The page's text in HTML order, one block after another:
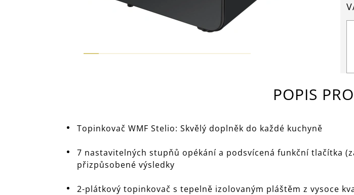
POPIS
Topinkovač WMF Stelio: Skvělý doplněk do každé kuchyně
7 nastavitelných stupňů opékání a podsvícená funkční tlačítka
přizpůsobené výsledky
2-plátkový topinkovač s tepelně izolovaným pláštěm z vysoce